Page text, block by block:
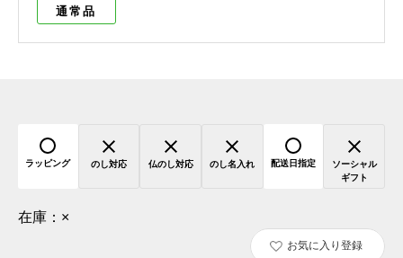
通常品
ラッピング のし対応 仏のし対応 のし名入れ 配送日指定
ソーシャル
ギフト
在庫： ×
お気に入り登録